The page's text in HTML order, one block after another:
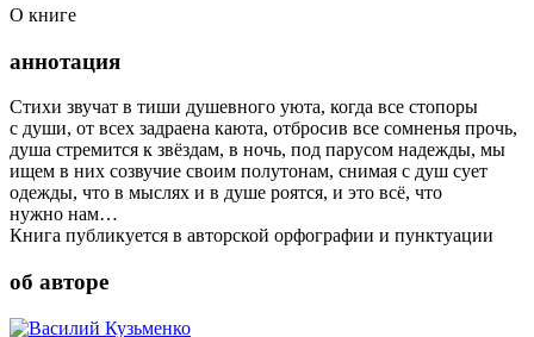
О книге
аннотация
Стихи звучат в тиши душевного уюта, когда все стопоры
с души, от всех задраена каюта, отбросив все сомненья прочь,
душа стремится к звёздам, в ночь, под парусом надежды, мы
ищем в них созвучие своим полутонам, снимая с душ сует
одежды, что в мыслях и в душе роятся, и это всё, что
нужно нам…
Книга публикуется в авторской орфографии и пунктуации
об авторе